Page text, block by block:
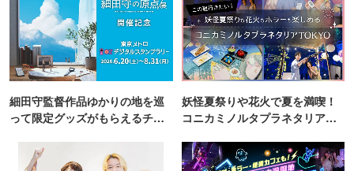
細田守監督作品ゆかりの地を巡
って限定グッズがもらえるチャ
妖怪夏祭りや花火で夏を満喫！
コニカミノルタプラネタリア